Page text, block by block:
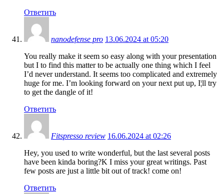
Ответить
nanodefense pro 13.06.2024 at 05:20
You really make it seem so easy along with your presentation
but I to find this matter to be actually one thing which I feel
I’d never understand. It seems too complicated and extremely
huge for me. I’m looking forward on your next put up, I¦ll try
to get the dangle of it!
Ответить
Fitspresso review 16.06.2024 at 02:26
Hey, you used to write wonderful, but the last several posts
have been kinda boring?K I miss your great writings. Past
few posts are just a little bit out of track! come on!
Ответить